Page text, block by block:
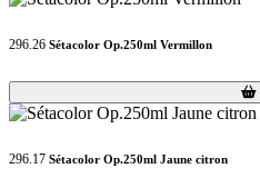
296.26 Sétacolor Op.250ml Vermillon
Loading...
Loading...
296.17 Sétacolor Op.250ml Jaune citron